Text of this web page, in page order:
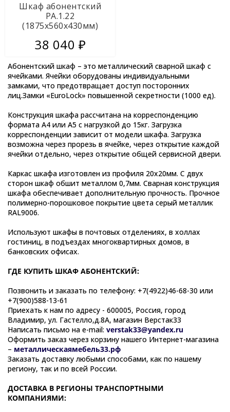
Шкаф абонентский
РА.1.22
(1875х560х430мм)
38 040 ₽
Абонентский шкаф – это металлический сварной шкаф с
ячейками. Ячейки оборудованы индивидуальными
замками, что предотвращает доступ посторонних
лиц.Замки «EuroLock» повышенной секретности (1000 ед).
Конструкция шкафа рассчитана на корреспонденцию
формата А4 или А5 с нагрузкой до 15кг. Загрузка
корреспонденции зависит от модели шкафа. Загрузка
возможна через прорезь в ячейке, через открытие каждой
ячейки отдельно, через открытие общей сервисной двери.
Каркас шкафа изготовлен из профиля 20х20мм. С двух
сторон шкаф обшит металлом 0,7мм. Сварная конструкция
шкафа обеспечивает дополнительную прочность. Прочное
полимерно-порошковое покрытие цвета серый металлик
RAL9006.
Используют шкафы в почтовых отделениях, в холлах
гостиниц, в подъездах многоквартирных домов, в
банковских офисах.
ГДЕ КУПИТЬ ШКАФ АБОНЕНТСКИЙ:
Позвонить и заказать по телефону: +7(4922)46-68-30 или
+7(900)588-13-61
Приехать к нам по адресу - 600005, Россия, город
Владимир, ул. Гастелло,д.8А, магазин Верстак33
Написать письмо на e-mail: verstak33@yandex.ru
Оформить заказ через корзину нашего Интернет-магазина
– металлическаямебель33.рф
Заказать доставку любыми способами, как по нашему
региону, так и по всей России.
ДОСТАВКА В РЕГИОНЫ ТРАНСПОРТНЫМИ
КОМПАНИЯМИ: